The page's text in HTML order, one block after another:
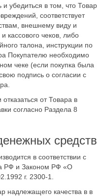
и убедиться в том, что Товар
соответствует
внешнему виду и
кассового чеков, либо
талона, инструкции по
Покупателю необходимо
чеке (если покупка была
подпись о согласии с
от Товара в
согласно Раздела 8
средств
в соответствии с
РФ и Законом РФ «О
г. 2300-1.
надлежащего качества в в